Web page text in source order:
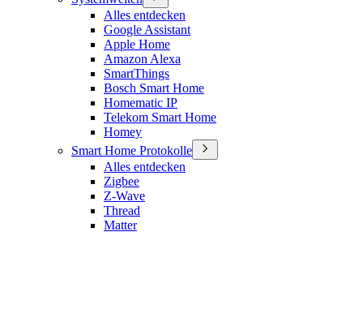
Alles entdecken
Google Assistant
Apple Home
Amazon Alexa
SmartThings
Bosch Smart Home
Homematic IP
Telekom Smart Home
Homey
Smart Home Protokolle
Alles entdecken
Zigbee
Z-Wave
Thread
Matter